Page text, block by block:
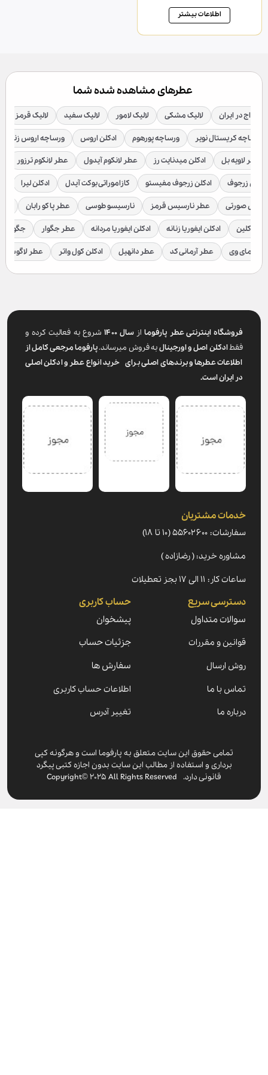
اطلاعات بیشتر
عطرهای مشاهده شده شما
لالیک مشکی لالیک لامور لالیک سفید لالیک قرمز ادکلن دیور
نویر ورساچه پورهوم ادکلن اروس ورساچه اروس زنانه ورساچه
ادکلن میدنایت رز عطر لانکوم آیدول عطر لانکوم ترزور عطر
ادکلن زرجوف مفیستو کازاموراتی بوکت آیدل ادکلن لیرا ادکلن
عطر نارسیس قرمز نارسیسو طوسی عطر پاکو رابان عطر وان
ادکلن ایفوریا زنانه ادکلن ایفوریا مردانه عطر جگوار جگوار کلاسیک
عطر آرمانی کد عطر دانهیل ادکلن کول واتر عطر لاگوست ادکلن
اینترنتی عطر پارفوماازسال ۱۴۰۰
شروع به فعالیت کرده و
ادکلن اصل و اورجینالبه فروش میرساند.پارفومامرجعی کامل از
عطرها و برندهای اصلی برای خرید انواع عطر و ادکلن اصلی
است.
مشتریان
(۱۰ تا ۱۸)
خرید: ( رضازاده )
الی ۱۷ بجز تعطیلات
سریع
متداول
و مقررات
ارسال
با ما
حساب کاربری
جزئیات حساب
سفارش ها
اطلاعات حساب کاربری
تغییر آدرس
حقوق این سایت متعلق به پارفوما است و هرگونه کپی
برداری و استفاده از مطالب این سایت بدون اجازه کتبی پیگرد
قانونی دارد. Copyright© 2025 All Rights Reserved